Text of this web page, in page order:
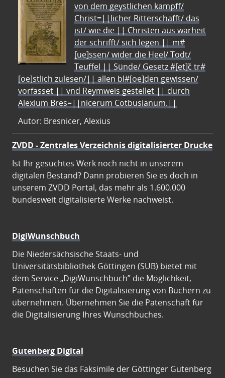
von dem geystlichen kampff/
Christ=||licher Ritterschafft/ das
ist/ wie die || Christen aus warheit
der schrifft/ sich legen || m#
[ue]ssen/ wider die Heel/ Todt/
Teuffel || Sünde/ Gesetz #[et]c̃ tr#
[oe]stlich zulesen/|| allen bl#[oe]den gewissen/
vorfasset || vnd Reymweis gestellet || durch
Alexium Bres=||nicerum Cotbusianum.||
Autor: Bresnicer, Alexius
ZVDD - Zentrales Verzeichnis digitalisierter Drucke
Ist Ihr gesuchtes Werk noch nicht in unserem
digitalen Bestand? Dann probieren Sie es doch in
unserem ZVDD Portal, das mehr als 1.600.000
bundesweit digitalisierte Werke nachweist.
DigiWunschbuch
Die Niedersächsische Staats- und
Universitätsbibliothek Göttingen (SUB) bietet mit
dem Service „DigiWunschbuch” die Möglichkeit,
Patenschaften für die Digitalisierung von Büchern zu
übernehmen. Übernehmen Sie die Patenschaft für
die Digitalisierung Ihres Wunschbuches.
Gutenberg Digital
Besuchen Sie das Faksimile der Göttinger Gutenberg